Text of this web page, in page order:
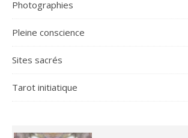
Photographies
Pleine conscience
Sites sacrés
Tarot initiatique